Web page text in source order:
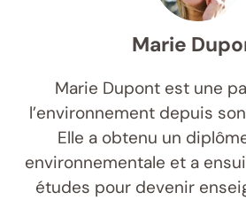
Marie
Marie Dupont est une
l’environnement depuis
Elle a obtenu un
environnementale et a
études pour devenir